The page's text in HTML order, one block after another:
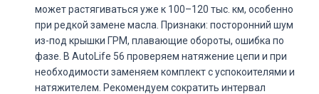
может растягиваться уже к 100–120 тыс. км, особенно
при редкой замене масла. Признаки: посторонний шум
из-под крышки ГРМ, плавающие обороты, ошибка по
фазе. В AutoLife 56 проверяем натяжение цепи и при
необходимости заменяем комплект с успокоителями и
натяжителем. Рекомендуем сократить интервал